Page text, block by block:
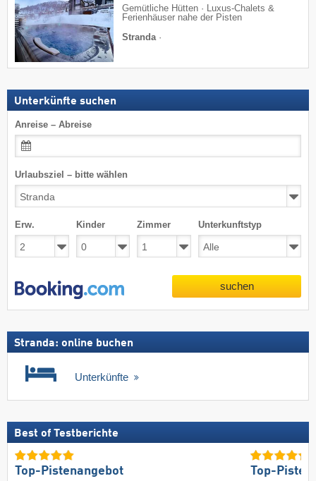
Gemütliche Hütten · Luxus-Chalets &
Ferienhäuser nahe der Pisten
Stranda·
Unterkünfte suchen
Anreise – Abreise
Urlaubsziel – bitte wählen
Erw. Kinder Zimmer Unterkunftstyp
suchen
Stranda: online buchen
Unterkünfte
Best of Testberichte
Top-Pistenangebot Top-